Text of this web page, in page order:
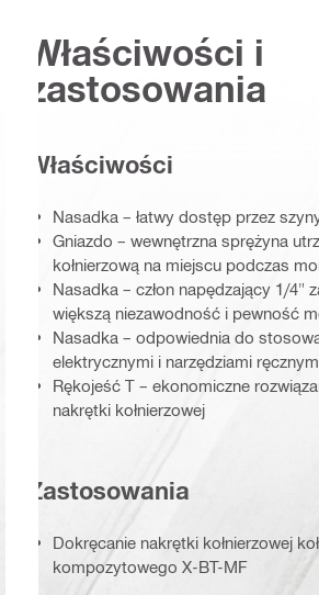
Właściwości i
zastosowania
Właściwości
Nasadka – łatwy dostęp przez
Gniazdo – wewnętrzna sprężyna
kołnierzową na miejscu podczas
Nasadka – człon napędzający 1/4"
większą niezawodność i pewność
Nasadka – odpowiednia do
elektrycznymi i narzędziami
Rękojeść T – ekonomiczne
nakrętki kołnierzowej
Zastosowania
Dokręcanie nakrętki kołnierzowej
kompozytowego X-BT-MF